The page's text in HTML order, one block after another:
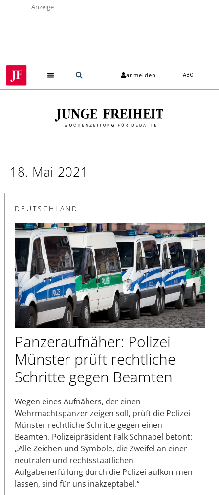
Anzeige
anmelden ABO
18. Mai 2021
DEUTSCHLAND
Panzeraufnäher: Polizei
Münster prüft rechtliche
Schritte gegen Beamten
Wegen eines Aufnähers, der einen
Wehrmachtspanzer zeigen soll, prüft die Polizei
Münster rechtliche Schritte gegen einen
Beamten. Polizeipräsident Falk Schnabel betont:
„Alle Zeichen und Symbole, die Zweifel an einer
neutralen und rechtsstaatlichen
Aufgabenerfüllung durch die Polizei aufkommen
lassen, sind für uns inakzeptabel.“